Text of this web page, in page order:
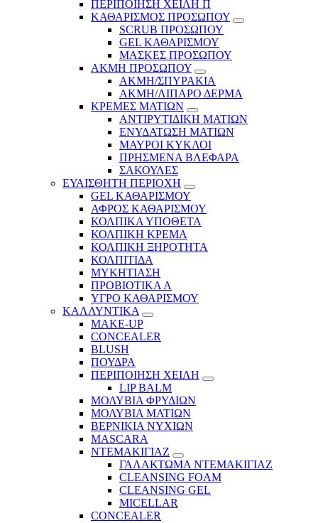
ΠΕΡΙΠΟΙΗΣΗ ΧΕΙΛΗ Π
ΚΑΘΑΡΙΣΜΟΣ ΠΡΟΣΩΠΟΥ
SCRUB ΠΡΟΣΩΠΟΥ
GEL ΚΑΘΑΡΙΣΜΟΥ
ΜΑΣΚΕΣ ΠΡΟΣΩΠΟΥ
ΑΚΜΗ ΠΡΟΣΩΠΟΥ
ΑΚΜΗ/ΣΠΥΡΑΚΙΑ
ΑΚΜΗ/ΛΙΠΑΡΟ ΔΕΡΜΑ
ΚΡΕΜΕΣ ΜΑΤΙΩΝ
ΑΝΤΙΡΥΤΙΔΙΚΗ ΜΑΤΙΩΝ
ΕΝΥΔΑΤΩΣΗ ΜΑΤΙΩΝ
ΜΑΥΡΟΙ ΚΥΚΛΟΙ
ΠΡΗΣΜΕΝΑ ΒΛΕΦΑΡΑ
ΣΑΚΟΥΛΕΣ
ΕΥΑΙΣΘΗΤΗ ΠΕΡΙΟΧΗ
GEL ΚΑΘΑΡΙΣΜΟΥ
ΑΦΡΟΣ ΚΑΘΑΡΙΣΜΟΥ
ΚΟΛΠΙΚΑ ΥΠΟΘΕΤΑ
ΚΟΛΠΙΚΗ ΚΡΕΜΑ
ΚΟΛΠΙΚΗ ΞΗΡΟΤΗΤΑ
ΚΟΛΠΙΤΙΔΑ
ΜΥΚΗΤΙΑΣΗ
ΠΡΟΒΙΟΤΙΚΑ Α
ΥΓΡΟ ΚΑΘΑΡΙΣΜΟΥ
ΚΑΛΛΥΝΤΙΚΑ
MAKE-UP
CONCEALER
BLUSH
ΠΟΥΔΡΑ
ΠΕΡΙΠΟΙΗΣΗ ΧΕΙΛΗ
LIP BALM
ΜΟΛΥΒΙΑ ΦΡΥΔΙΩΝ
ΜΟΛΥΒΙΑ ΜΑΤΙΩΝ
ΒΕΡΝΙΚΙΑ ΝΥΧΙΩΝ
MASCARA
ΝΤΕΜΑΚΙΓΙΑΖ
ΓΑΛΑΚΤΩΜΑ ΝΤΕΜΑΚΙΓΙΑΖ
CLEANSING FOAM
CLEANSING GEL
MICELLAR
CONCEALER